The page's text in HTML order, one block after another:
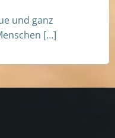
und ganz
[…]